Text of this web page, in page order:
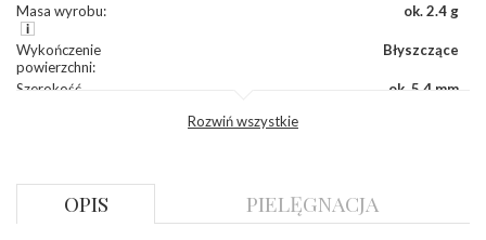
Masa wyrobu: ok. 2.4 g
Wykończenie
powierzchni:
Błyszczące
Szerokość
ok. 5,4 mm
dół:
Szerokość szyny
bok
Rozwiń wszystkie
OPIS PIELĘGNACJA